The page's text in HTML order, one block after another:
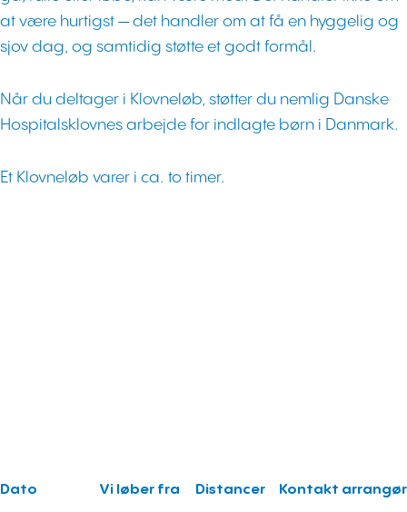
at være hurtigst — det handler om at få en hyggelig og
sjov dag, og samtidig støtte et godt formål.
Når du deltager i Klovneløb, støtter du nemlig Danske
Hospitalsklovnes arbejde for indlagte børn i Danmark.
Et Klovneløb varer i ca. to timer.
Dato Vi løber fra Distancer Kontakt arrangør